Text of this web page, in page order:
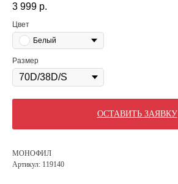
3 999 р.
Цвет
Белый
Размер
ОСТАВИТЬ ЗАЯВКУ
МОНОФИЛ
Артикул: 119140